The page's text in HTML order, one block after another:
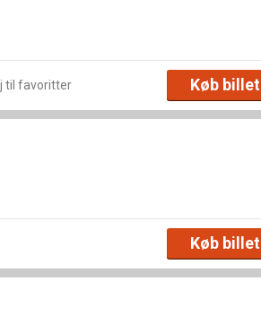
til favoritter Køb billet
Køb billet